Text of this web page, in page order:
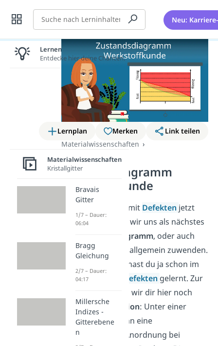
Suche Neu:
Lernplan Merken
Link teilen
Materialwissenschaften
Phasendiagramme
Zustandsdiagramm
Werkstoffkunde
Nachdem du dich mit Defekten jetzt
auskennst, wollen wir uns als nächstes
Zustandsdiagramm, oder auch
Phasendiagrammallgemein zuwenden.
Was Phasen sind, hast du ja schon im
Video zu
Flächendefekten gelernt. Zur
Erinnerung zeigen wir dir hier noch
einmal dieDefinition: Unter einer
Phase versteht man eine
unterschiedliche Anordnung bei
Lernen lohnt sich!
Entdecke hier deine Chancen.
Materialwissenschaften
Kristallgitter
Bravais
Gitter
1/7 – Dauer:
06:04
Bragg
Gleichung
2/7 – Dauer:
04:17
Millersche
Indizes -
Gitterebene
n